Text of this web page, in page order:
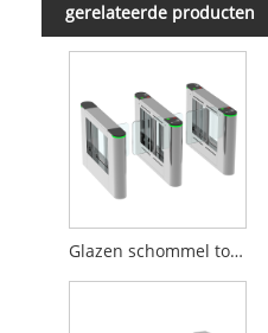
gerelateerde producten
Glazen schommel tourniquet